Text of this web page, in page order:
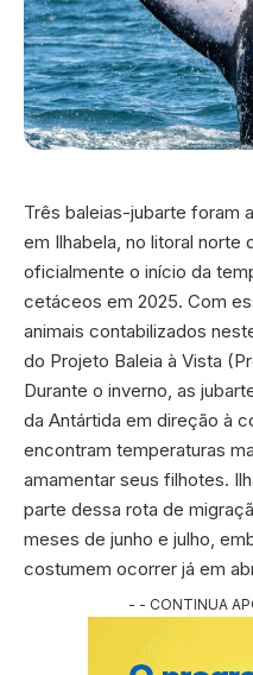
Três baleias-jubarte foram
em Ilhabela, no litoral norte
oficialmente o início da
cetáceos em 2025. Com
animais contabilizados
do Projeto Baleia à Vista
Durante o inverno, as
da Antártida em direção à
encontram temperaturas
amamentar seus filhotes.
parte dessa rota de
meses de junho e julho,
costumem ocorrer já em
- - CONTINUA